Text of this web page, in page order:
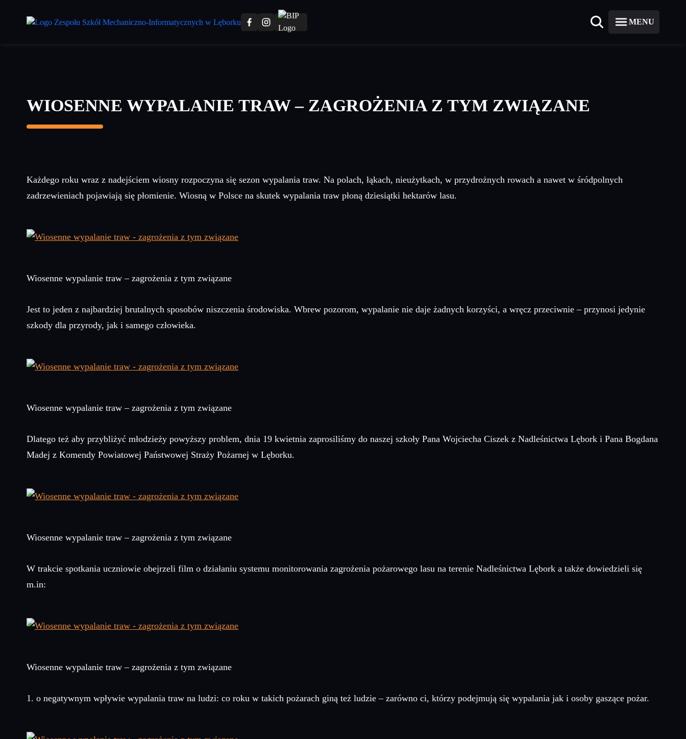
MENU
WIOSENNE WYPALANIE TRAW – ZAGROŻENIA Z TYM ZWIĄZANE
Każdego roku wraz z nadejściem wiosny rozpoczyna się sezon wypalania traw. Na polach, łąkach, nieużytkach, w przydrożnych rowach a nawet w śródpolnych
zadrzewieniach pojawiają się płomienie. Wiosną w Polsce na skutek wypalania traw płoną dziesiątki hektarów lasu.
Wiosenne wypalanie traw – zagrożenia z tym związane
Jest to jeden z najbardziej brutalnych sposobów niszczenia środowiska. Wbrew pozorom, wypalanie nie daje żadnych korzyści, a wręcz przeciwnie – przynosi jedynie
szkody dla przyrody, jak i samego człowieka.
Wiosenne wypalanie traw – zagrożenia z tym związane
Dlatego też aby przybliżyć młodzieży powyższy problem, dnia 19 kwietnia zaprosiliśmy do naszej szkoły Pana Wojciecha Ciszek z Nadleśnictwa Lębork i Pana Bogdana
Madej z Komendy Powiatowej Państwowej Straży Pożarnej w Lęborku.
Wiosenne wypalanie traw – zagrożenia z tym związane
W trakcie spotkania uczniowie obejrzeli film o działaniu systemu monitorowania zagrożenia pożarowego lasu na terenie Nadleśnictwa Lębork a także dowiedzieli się
m.in:
Wiosenne wypalanie traw – zagrożenia z tym związane
1. o negatywnym wpływie wypalania traw na ludzi: co roku w takich pożarach giną też ludzie – zarówno ci, którzy podejmują się wypalania jak i osoby gaszące pożar.